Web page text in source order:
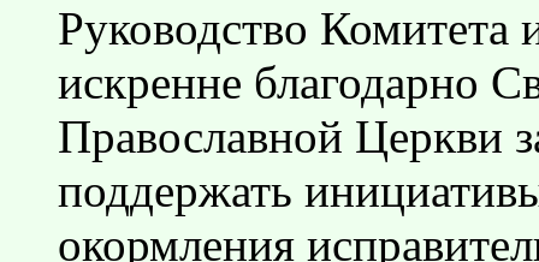
Руководство Комитета
искренне благодарно
Православной Церкви
поддержать
окормления